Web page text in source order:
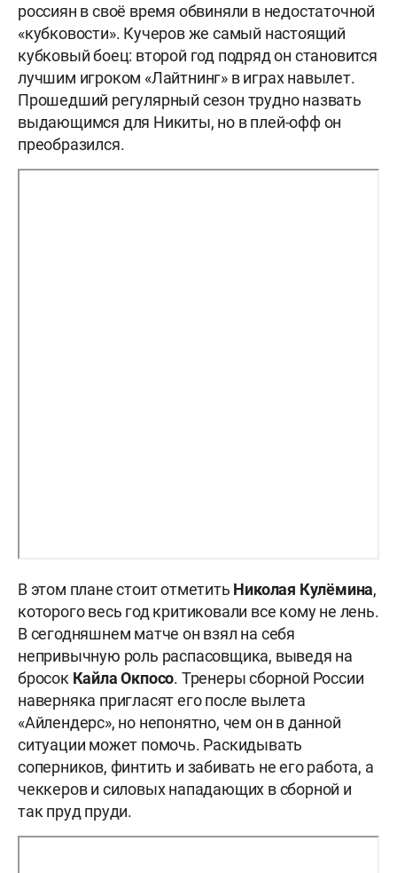
россиян в своё время обвиняли в недостаточной
«кубковости». Кучеров же самый настоящий
кубковый боец: второй год подряд он становится
лучшим игроком «Лайтнинг» в играх навылет.
Прошедший регулярный сезон трудно назвать
выдающимся для Никиты, но в плей-офф он
преобразился.
В этом плане стоит отметить Николая Кулёмина,
которого весь год критиковали все кому не лень.
В сегодняшнем матче он взял на себя
непривычную роль распасовщика, выведя на
бросок Кайла Окпосо. Тренеры сборной России
наверняка пригласят его после вылета
«Айлендерс», но непонятно, чем он в данной
ситуации может помочь. Раскидывать
соперников, финтить и забивать не его работа, а
чеккеров и силовых нападающих в сборной и
так пруд пруди.